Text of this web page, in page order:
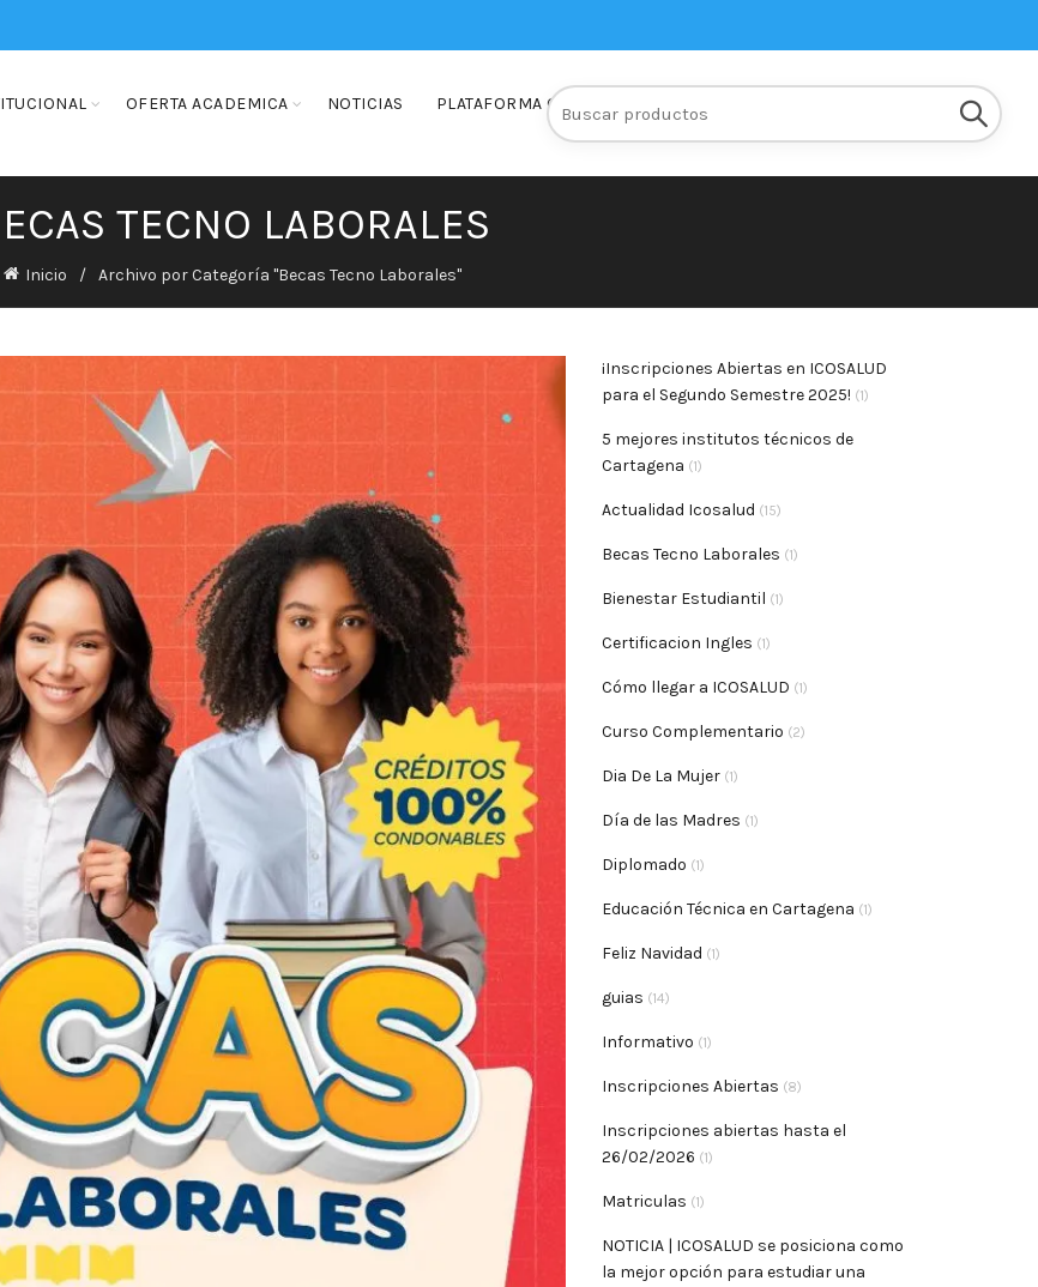
OFERTA ACADEMICA NOTICIAS PLATAFORMA Q10 INSCRIPCIONES
Buscar:
TECNO LABORALES
Inicio Archivo por Categoría "Becas Tecno Laborales"
¡Inscripciones Abiertas en ICOSALUD
para el Segundo Semestre 2025! (1)
5 mejores institutos técnicos de
Cartagena (1)
Actualidad Icosalud (15)
Becas Tecno Laborales (1)
Bienestar Estudiantil (1)
Certificacion Ingles (1)
Cómo llegar a ICOSALUD (1)
Curso Complementario (2)
Dia De La Mujer(1)
Día de las Madres (1)
Diplomado (1)
Educación Técnica en Cartagena (1)
Feliz Navidad (1)
guias (14)
Informativo (1)
Inscripciones Abiertas (8)
Inscripciones abiertas hasta el
26/02/2026 (1)
Matriculas (1)
NOTICIA | ICOSALUD se posiciona como
la mejor opción para estudiar una